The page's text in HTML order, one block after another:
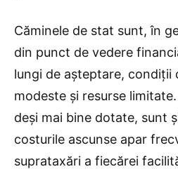
Căminele de stat sunt, în
din punct de vedere
lungi de așteptare, condiții
modeste și resurse
deși mai bine dotate, sunt
costurile ascunse apar
suprataxări a fiecărei